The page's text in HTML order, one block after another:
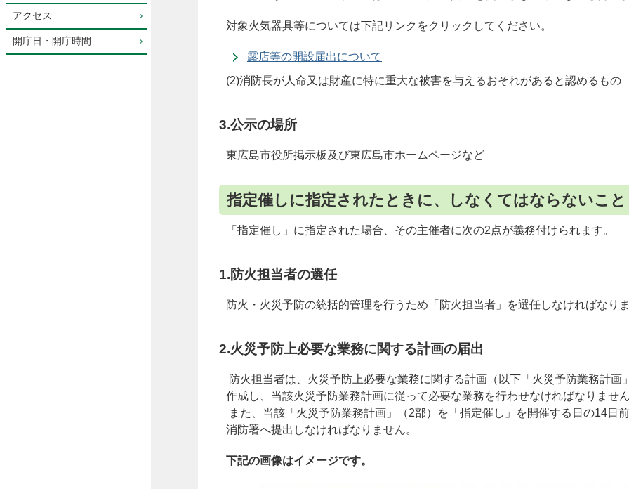
アクセス
開庁日・開庁時間
対象火気器具等については下記リンクをクリックしてください。
露店等の開設届出について
(2)消防長が人命又は財産に特に重大な被害を与えるおそれがあると認めるもの
3.公示の場所
東広島市役所掲示板及び東広島市ホームページなど
指定催しに指定されたときに、しなくてはならないこと
「指定催し」に指定された場合、その主催者に次の2点が義務付けられます。
1.防火担当者の選任
防火・火災予防の統括的管理を行うため「防火担当者」を選任しなければなり
2.火災予防上必要な業務に関する計画の届出
防火担当者は、火災予防上必要な業務に関する計画（以下「火災予防業務計画
作成し、当該火災予防業務計画に従って必要な業務を行わせなければなりませ
また、当該「火災予防業務計画」（2部）を「指定催し」を開催する日の14日
消防署へ提出しなければなりません。
下記の画像はイメージです。